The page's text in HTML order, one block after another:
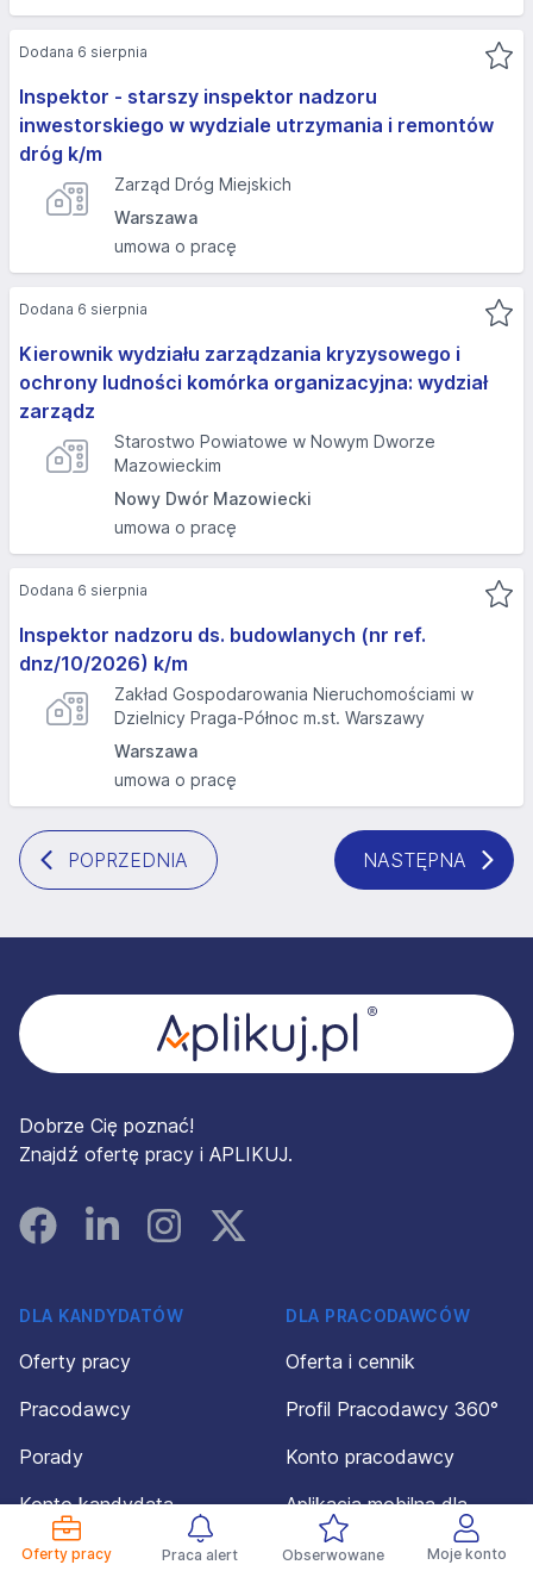
Oferty pracy Praca alert Obserwowane Moje konto
Inspektor - starszy inspektor nadzoru
inwestorskiego w wydziale utrzymania i remontów
dróg k/m
Zarząd Dróg Miejskich
Warszawa
umowa o pracę
Dodana 6 sierpnia
Kierownik wydziału zarządzania kryzysowego i
ochrony ludności komórka organizacyjna: wydział
zarządz
Starostwo Powiatowe w Nowym Dworze
Mazowieckim
Nowy Dwór Mazowiecki
umowa o pracę
Dodana 6 sierpnia
Inspektor nadzoru ds. budowlanych (nr ref.
dnz/10/2026) k/m
Zakład Gospodarowania Nieruchomościami w
Dzielnicy Praga-Północ m.st. Warszawy
Warszawa
umowa o pracę
Dodana 6 sierpnia
POPRZEDNIA NASTĘPNA
Dobrze Cię poznać!
Znajdź ofertę pracy i APLIKUJ.
FacebookLinked InInstagramInstagram
DLA KANDYDATÓW
Oferty pracy
Pracodawcy
Porady
Konto kandydata
Regulamin dla
DLA PRACODAWCÓW
Oferta i cennik
Profil Pracodawcy 360°
Konto pracodawcy
Aplikacja mobilna dla
pracodawców